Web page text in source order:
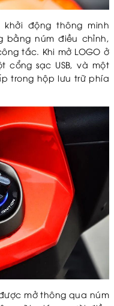
khởi động thông minh
bằng núm điều chỉnh,
tắc. Khi mở LOGO ở
sạc USB, và một
trong hộp lưu trữ phía
mở thông qua núm